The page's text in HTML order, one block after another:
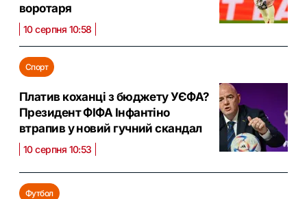
воротаря
10 серпня 10:58
Спорт
Платив коханці з бюджету УЄФА?
Президент ФІФА Інфантіно
втрапив у новий гучний скандал
10 серпня 10:53
Футбол